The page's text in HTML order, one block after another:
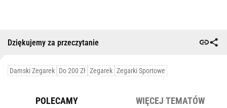
Dziękujemy za przeczytanie
Damski Zegarek Do 200 Zł Zegarek Zegarki Sportowe
POLECAMY WIĘCEJ TEMATÓW